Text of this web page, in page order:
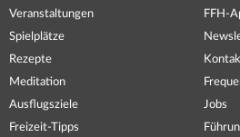
Veranstaltungen
Spielplätze
Rezepte
Meditation
Ausflugsziele
Freizeit-Tipps
FFH-
Jobs